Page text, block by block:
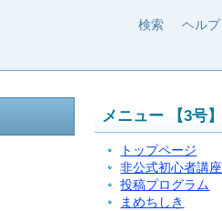
検索 ヘルプ
メニュー 【3号】
トップページ
非公式初心者講座
投稿プログラム
まめちしき